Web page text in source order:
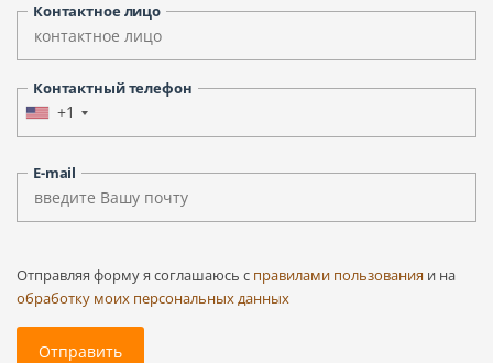
Контактное лицо
Контактный телефон
+1
E-mail
Отправляя форму я соглашаюсь c правилами пользования и на
обработку моих персональных данных
Отправить